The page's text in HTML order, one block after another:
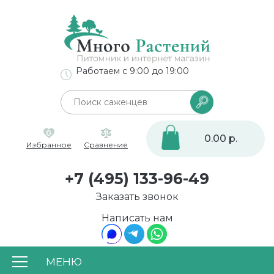
МЕНЮ
Написать нам
Работаем с 9:00 до 19:00
0
Избранное
Сравнение
0.00 р.
+7 (495) 133-96-49
Заказать звонок